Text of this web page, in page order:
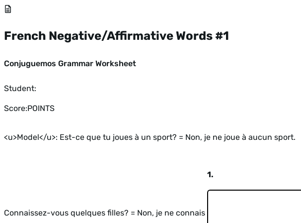
French Negative/Affirmative Words #1
Conjuguemos Grammar Worksheet
Student:
Score:POINTS
<u>Model</u>: Est-ce que tu joues à un sport? = Non, je ne joue à aucun sport.
Connaissez-vous quelques filles? = Non, je ne connais
1.